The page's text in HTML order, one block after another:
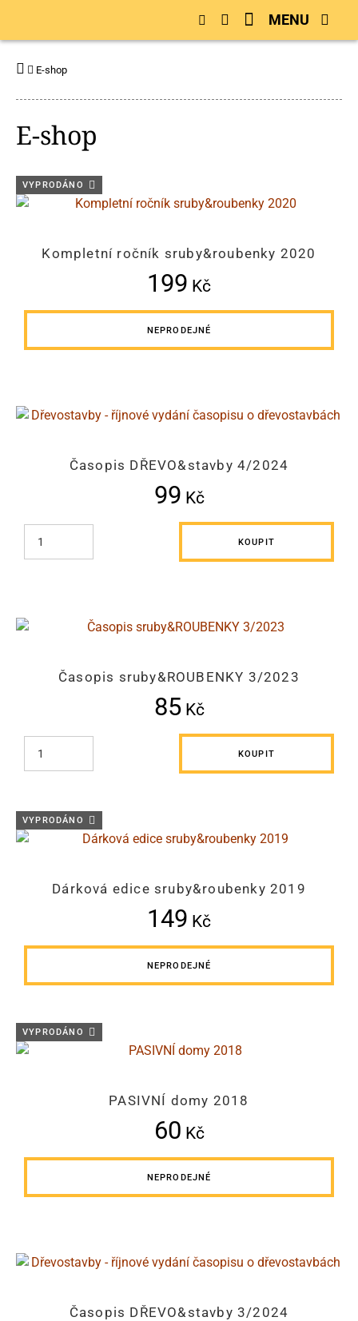
E-shop
E-shop
VYPRODÁNO
Kompletní ročník sruby&roubenky 2020
199 Kč
NEPRODEJNÉ
Časopis DŘEVO&stavby 4/2024
99 Kč
KOUPIT
Časopis sruby&ROUBENKY 3/2023
85Kč
KOUPIT
VYPRODÁNO
Dárková edice sruby&roubenky 2019
149 Kč
NEPRODEJNÉ
VYPRODÁNO
PASIVNÍ domy 2018
60 Kč
NEPRODEJNÉ
Časopis DŘEVO&stavby 3/2024
MENU